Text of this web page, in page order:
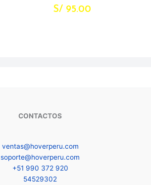
S/ 95.00
CONTACTOS
ventas@hoverperu.com
soporte@hoverperu.com
+51 990 372 920
54529302